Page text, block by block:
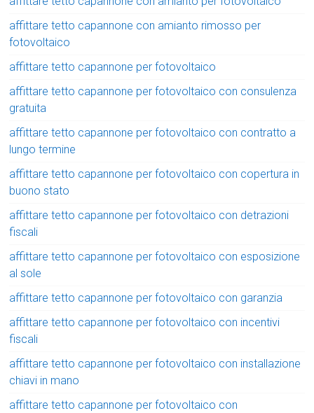
affittare tetto capannone con amianto rimosso per
fotovoltaico
affittare tetto capannone per fotovoltaico
affittare tetto capannone per fotovoltaico con consulenza
gratuita
affittare tetto capannone per fotovoltaico con contratto a
lungo termine
affittare tetto capannone per fotovoltaico con copertura in
buono stato
affittare tetto capannone per fotovoltaico con detrazioni
fiscali
affittare tetto capannone per fotovoltaico con esposizione
al sole
affittare tetto capannone per fotovoltaico con garanzia
affittare tetto capannone per fotovoltaico con incentivi
fiscali
affittare tetto capannone per fotovoltaico con installazione
chiavi in mano
affittare tetto capannone per fotovoltaico con